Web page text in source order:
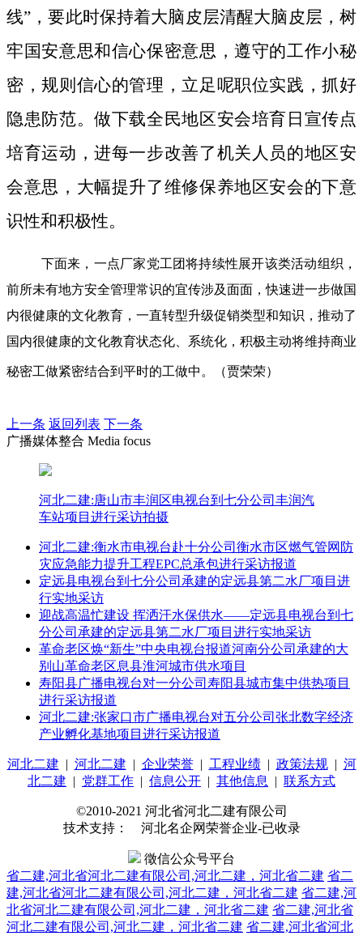
线”，要此时保持着大脑皮层清醒大脑皮层，树
牢国安意思和信心保密意思，遵守的工作小秘
密，规则信心的管理，立足呢职位实践，抓好
隐患防范。做下载全民地区安会培育日宣传点
培育运动，进每一步改善了机关人员的地区安
会意思，大幅提升了维修保养地区安会的下意
识性和积极性。
下面来，一点厂家党工团将持续性展开该类活动组织，
前所未有地方安全管理常识的宜传涉及面面，快速进一步做国
内很健康的文化教育，一直转型升级促销类型和知识，推动了
国内很健康的文化教育状态化、系统化，积极主动将维持商业
秘密工做紧密结合到平时的工做中。（贾荣荣）
上一条 返回列表 下一条
广播媒体整合 Media focus
河北二建:唐山市丰润区电视台到七分公司丰润汽
车站项目进行采访拍摄
河北二建:衡水市电视台赴十分公司衡水市区燃气管网防
灾应急能力提升工程EPC总承包进行采访报道
定远县电视台到七分公司承建的定远县第二水厂项目进
行实地采访
迎战高温忙建设 挥洒汗水保供水——定远县电视台到七
分公司承建的定远县第二水厂项目进行实地采访
革命老区焕“新生”中央电视台报道河南分公司承建的大
别山革命老区息县淮河城市供水项目
寿阳县广播电视台对一分公司寿阳县城市集中供热项目
进行采访报道
河北二建:张家口市广播电视台对五分公司张北数字经济
产业孵化基地项目进行采访报道
河北二建 | 河北二建 | 企业荣誉| 工程业绩| 政策法规| 河
北二建 | 党群工作 | 信息公开 | 其他信息 | 联系方式
©2010-2021 河北省河北二建有限公司
技术支持： 河北名企网荣誉企业-已收录
徵信公众号平台
省二建,河北省河北二建有限公司,河北二建，河北省二建 省二
建,河北省河北二建有限公司,河北二建，河北省二建 省二建,河
北省河北二建有限公司,河北二建，河北省二建 省二建,河北省
河北二建有限公司,河北二建，河北省二建 省二建,河北省河北